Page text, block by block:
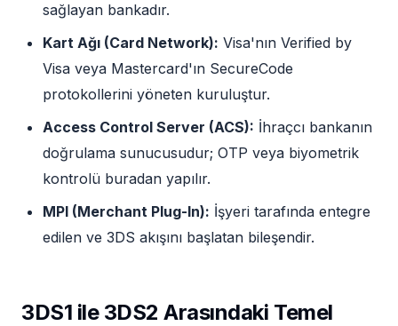
sağlayan bankadır.
Kart Ağı (Card Network): Visa'nın Verified by
Visa veya Mastercard'ın SecureCode
protokollerini yöneten kuruluştur.
Access Control Server (ACS): İhraçcı bankanın
doğrulama sunucusudur; OTP veya biyometrik
kontrolü buradan yapılır.
MPI (Merchant Plug-In): İşyeri tarafında entegre
edilen ve 3DS akışını başlatan bileşendir.
3DS1 ile 3DS2 Arasındaki Temel